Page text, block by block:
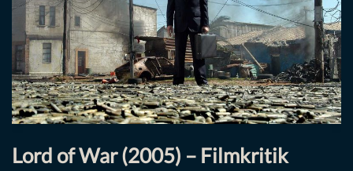
Lord of War (2005) – Filmkritik